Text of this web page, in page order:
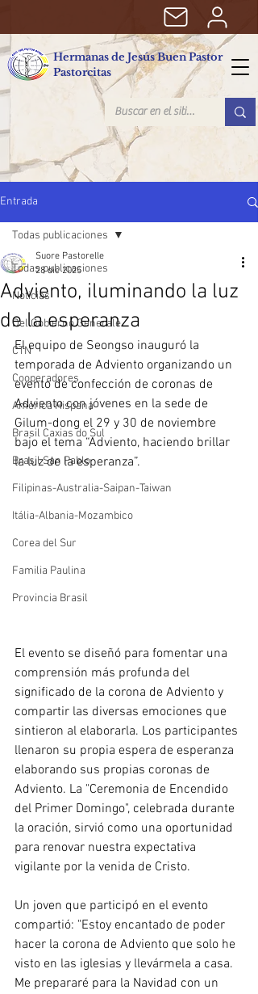
Hermanas de Jesús Buen Pastor
Pastorcitas
Entrada
Todas publicaciones
Noticias
Del Gobierno Generale
CTN
Cooperadores
América Hispana
Brasil Caxias do Sul
Brasil San Pablo
Filipinas-Australia-Saipan-Taiwan
Itália-Albania-Mozambico
Corea del Sur
Familia Paulina
Provincia Brasil
Todas publicaciones
Adviento, iluminando la luz
de la esperanza
Suore Pastorelle
28 dic 2025
El equipo de Seongso inauguró la
temporada de Adviento organizando un
evento de confección de coronas de
Adviento con jóvenes en la sede de
Gilum-dong el 29 y 30 de noviembre
bajo el tema “Adviento, haciendo brillar
la luz de la esperanza”.
El evento se diseñó para fomentar una
comprensión más profunda del
significado de la corona de Adviento y
compartir las diversas emociones que
sintieron al elaborarla. Los participantes
llenaron su propia espera de esperanza
elaborando sus propias coronas de
Adviento. La "Ceremonia de Encendido
del Primer Domingo", celebrada durante
la oración, sirvió como una oportunidad
para renovar nuestra expectativa
vigilante por la venida de Cristo.
Un joven que participó en el evento
compartió: "Estoy encantado de poder
hacer la corona de Adviento que solo he
visto en las iglesias y llevármela a casa.
Me prepararé para la Navidad con un